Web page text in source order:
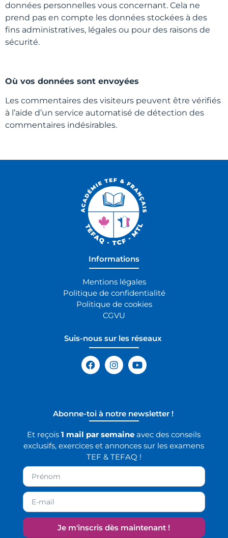
données personnelles vous concernant. Cela ne
prend pas en compte les données stockées à des
fins administratives, légales ou pour des raisons de
sécurité.
Où vos données sont envoyées
Les commentaires des visiteurs peuvent être vérifiés
à l’aide d’un service automatisé de détection des
commentaires indésirables.
Informations
Mentions légales
Politique de confidentialité
Politique de cookies
CGVU
Suis-nous sur les réseaux
Abonne-toi à notre newsletter !
Et reçois 1 mail par semaine avec des conseils
exclusifs, exercices et annonces sur les examens
TEF & TEFAQ !
Je m'inscris dès maintenant !